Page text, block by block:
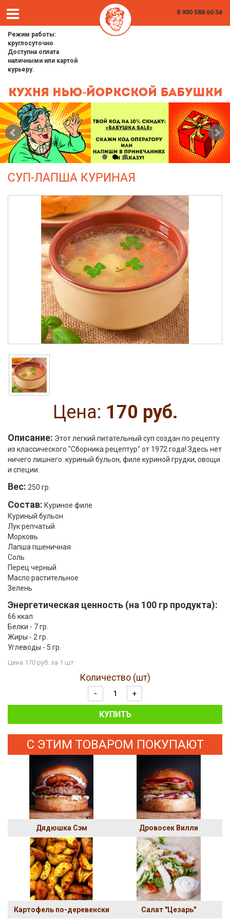
8 900 588 60 54
Режим работы:
круглосуточно
Доступна оплата
наличными или картой
курьеру.
СУП-ЛАПША КУРИНАЯ
Цена: 170 руб.
Описание: Этот легкий питательный суп создан по рецепту
из классического "Сборника рецептур" от 1972 года! Здесь нет
ничего лишнего: куриный бульон, филе куриной грудки, овощи
и специи.
Вес: 250 гр.
Состав: Куриное филе
Куриный бульон
Лук репчатый
Морковь
Лапша пшеничная
Соль
Перец черный
Масло растительное
Зелень
Энергетическая ценность (на 100 гр продукта):
66 ккал
Белки - 7 гр.
Жиры - 2 гр.
Углеводы - 5 гр.
Цена 170 руб. за 1 шт
Количество (шт)
- +
КУПИТЬ
С ЭТИМ ТОВАРОМ ПОКУПАЮТ
Дядюшка Сэм Дровосек Вилли
Картофель по-деревенски Салат "Цезарь"